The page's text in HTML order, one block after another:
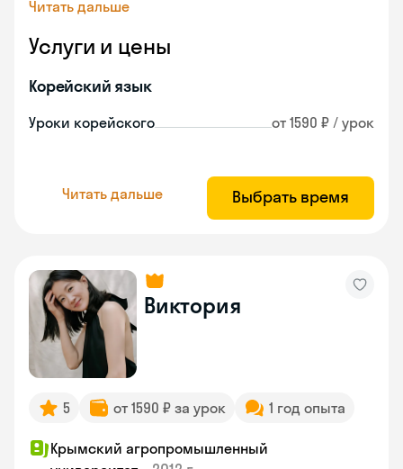
Читать дальше
Услуги и цены
Корейский язык
Уроки корейского от 1590 ₽ / урок
Читать дальше Выбрать время
Виктория
5 от 1590 ₽ за урок 1 год опыта
Крымский агропромышленный